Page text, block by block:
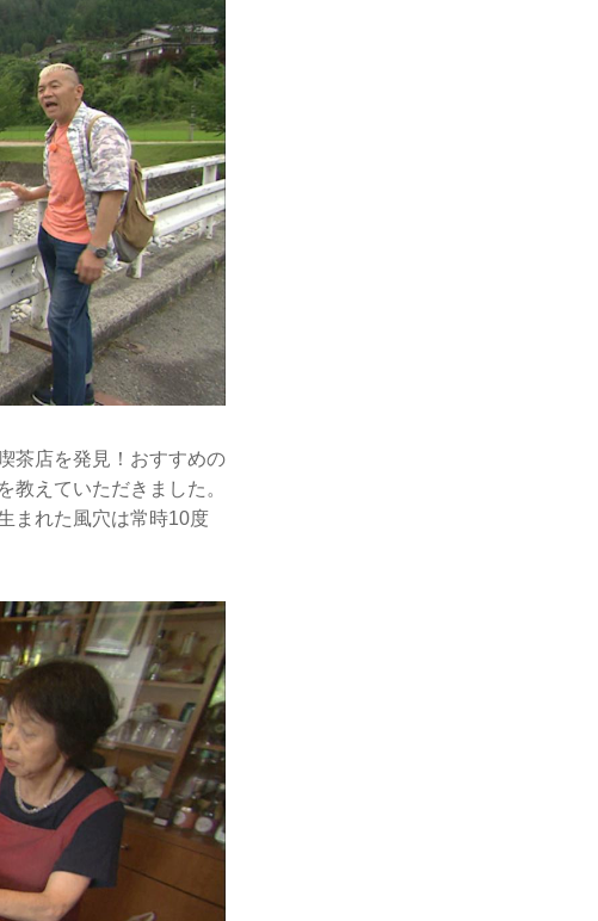
茶店を発見！おすすめの
えていただきました。
まれた風穴は常時10度